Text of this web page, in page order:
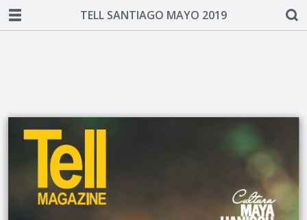
TELL SANTIAGO MAYO 2019